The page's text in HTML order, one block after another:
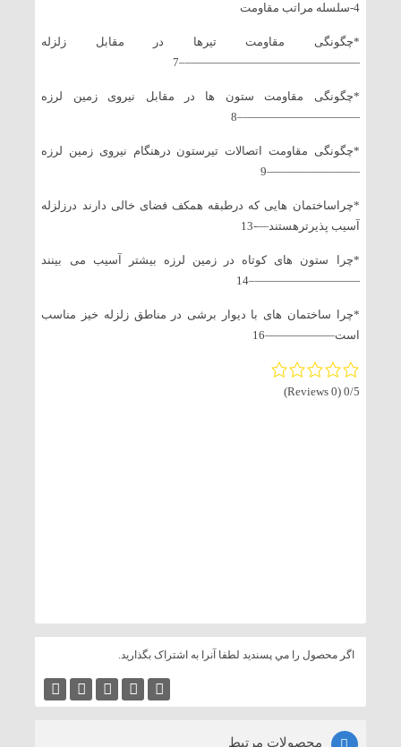
4-سلسله مراتب مقاومت
*چگونگی مقاومت تیرها در مقابل زلزله
———————————————–7
*چگونگی مقاومت ستون ها در مقابل نیروی زمین لرزه
——————————–8
*چگونگی مقاومت اتصالات تیرستون درهنگام نیروی زمین لرزه
————————9
*چراساختمان هایی که درطبقه همکف فضای خالی دارند درزلزله
آسیب پذیرترهستند—-13
*چرا ستون های کوتاه در زمین لرزه بیشتر آسیب می بینند
—————————–14
*چرا ساختمان های با دیوار برشی در مناطق زلزله خیز مناسب
است——————16
0/5
(0 Reviews)
اگر محصول را مي پسنديد لطفا آنرا به اشتراک بگذاريد.
محصولات مرتبط